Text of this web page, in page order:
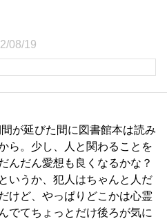
08/19
が延びた間に図書館本は読み
ら。少し、人と関わることを
んだん愛想も良くなるかな？
いうか、犯人はちゃんと人だ
けど、やっぱりどこかは心霊
でてちょっとだけ後ろが気に